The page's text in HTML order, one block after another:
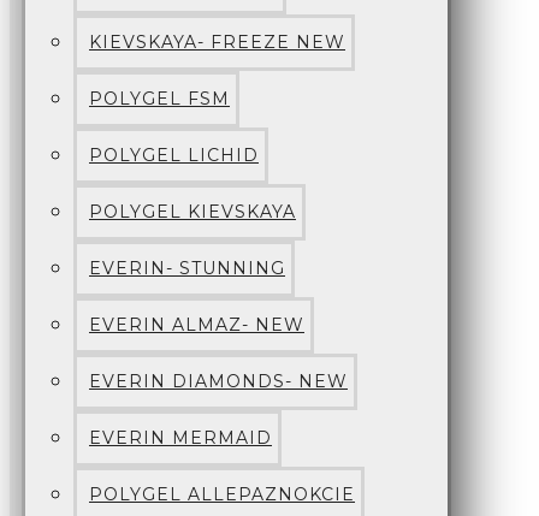
KIEVSKAYA- FREEZE NEW
POLYGEL FSM
POLYGEL LICHID
POLYGEL KIEVSKAYA
EVERIN- STUNNING
EVERIN ALMAZ- NEW
EVERIN DIAMONDS- NEW
EVERIN MERMAID
POLYGEL ALLEPAZNOKCIE